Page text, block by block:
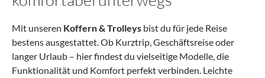
Mit unseren Koffern & Trolleys bist du für jede Reise
bestens ausgestattet. Ob Kurztrip, Geschäftsreise oder
langer Urlaub – hier findest du vielseitige Modelle, die
Funktionalität und Komfort perfekt verbinden. Leichte